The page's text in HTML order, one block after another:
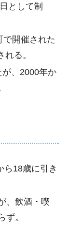
として制
で開催された
る。
、2000年か
ら18歳に引き
、飲酒・喫
。